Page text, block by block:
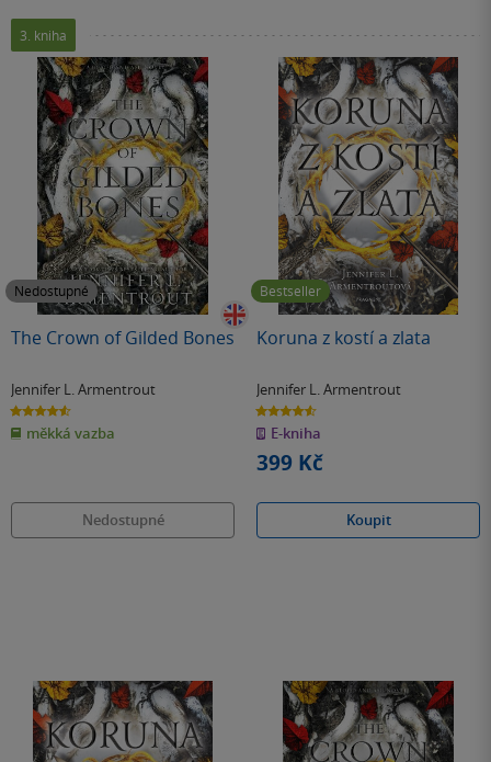
3. kniha
Nedostupné
The Crown of Gilded Bones
Jennifer L. Armentrout
4.6
z
5
hvězdiček
měkká vazba
Nedostupné
Bestseller
Koruna z kostí a zlata
Jennifer L. Armentrout
4.6
z
5
hvězdiček
E-kniha
399 Kč
Koupit